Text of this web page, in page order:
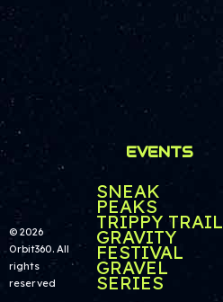
© 2026
Orbit360. All
rights
reserved
EVENTS
SNEAK
PEAKS
TRIPPY TRAIL
GRAVITY
FESTIVAL
GRAVEL
SERIES